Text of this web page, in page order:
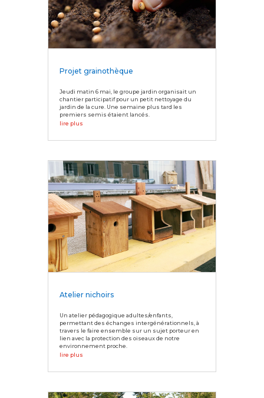
Projet grainothèque
Jeudi matin 6 mai, le groupe jardin organisait un
chantier participatif pour un petit nettoyage du
jardin de la cure. Une semaine plus tard les
premiers semis étaient lancés.
lire plus
Atelier nichoirs
Un atelier pédagogique adultes/enfants,
permettant des échanges intergénérationnels, à
travers le faire ensemble sur un sujet porteur en
lien avec la protection des oiseaux de notre
environnement proche.
lire plus